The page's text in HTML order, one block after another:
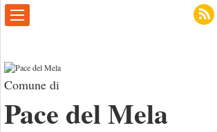
Comune di
Pace del Mela